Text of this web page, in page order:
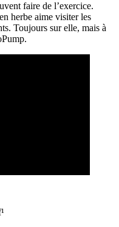
faire de l’exercice.
herbe aime visiter les
Toujours sur elle, mais à